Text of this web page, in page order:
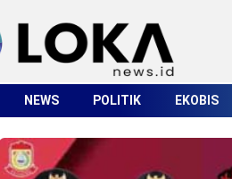
NEWS POLITIK EKOBIS